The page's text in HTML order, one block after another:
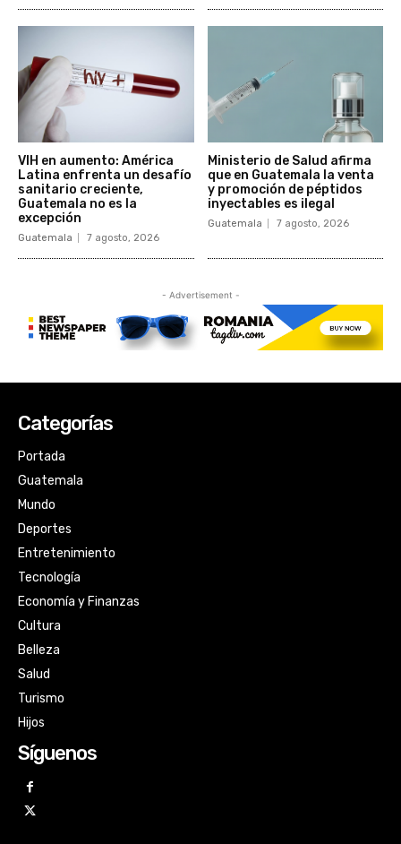
Categorías
Portada
Guatemala
Mundo
Deportes
Entretenimiento
Tecnología
Economía y Finanzas
Cultura
Belleza
Salud
Turismo
Hijos
Síguenos